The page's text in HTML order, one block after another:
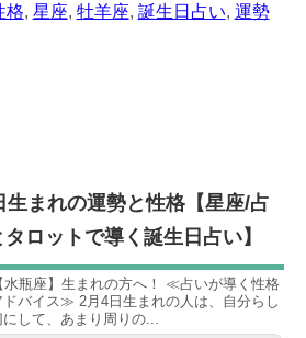
格, 星座, 牡羊座, 誕生日占い, 運勢
生まれの運勢と性格【星座/占
ロットで導く誕生日占い】
水瓶座】生まれの方へ！ ≪占いが導く性格
ドバイス≫ 2月4日生まれの人は、自分らし
して、あまり周りの...